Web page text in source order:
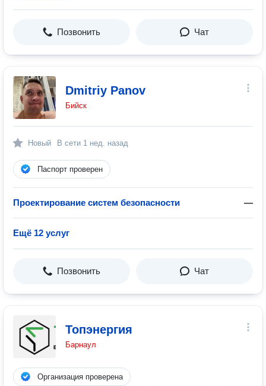
Позвонить Чат
Dmitriy Panov
Бийск
Новый В сети 1 нед. назад
Паспорт проверен
Проектирование систем безопасности —
Ещё 12 услуг
Позвонить Чат
Топэнергия
Барнаул
Организация проверена